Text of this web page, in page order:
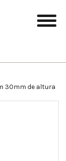
30mm de altura